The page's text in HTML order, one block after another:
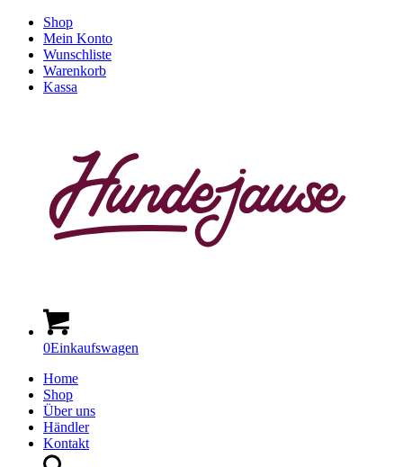
Shop
Mein Konto
Wunschliste
Warenkorb
Kassa
0Einkaufswagen
Home
Shop
Über uns
Händler
Kontakt